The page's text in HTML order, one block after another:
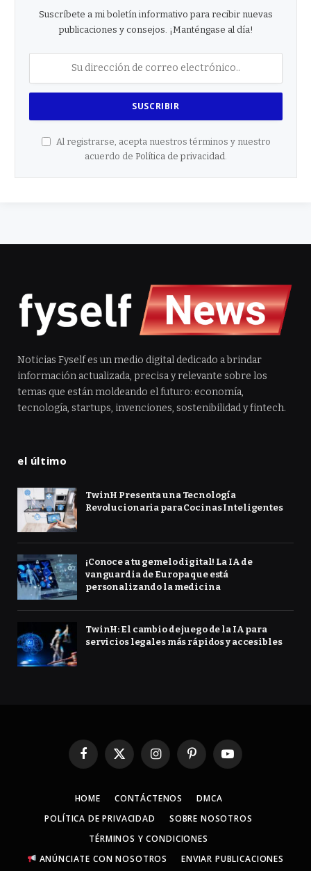
Suscríbete a mi boletín informativo para recibir nuevas
publicaciones y consejos. ¡Manténgase al día!
Al registrarse, acepta nuestros términos y nuestro
acuerdo de Política de privacidad
Noticias Fyself es un medio digital dedicado a brindar
información actualizada, precisa y relevante sobre los
temas que están moldeando el futuro: economía,
tecnología, startups, invenciones, sostenibilidad y fintech.
el último
TwinH Presenta una Tecnología
Revolucionaria para Cocinas Inteligentes
¡Conoce a tu gemelo digital! La IA de
vanguardia de Europa que está
personalizando la medicina
TwinH: El cambio de juego de la IA para
servicios legales más rápidos y accesibles
Facebook
X
InstagramPinterestYouTube
HOME CONTÁCTENOS
DMCA
POLÍTICA DE PRIVACIDAD
SOBRE NOSOTROS
TÉRMINOS Y CONDICIONES
ANÚNCIATE CON NOSOTROS
ENVIAR PUBLICACIONES